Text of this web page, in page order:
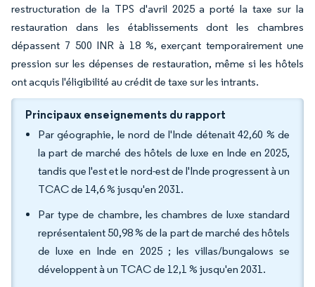
restructuration de la TPS d'avril 2025 a porté la taxe sur la
restauration dans les établissements dont les chambres
dépassent 7 500 INR à 18 %, exerçant temporairement une
pression sur les dépenses de restauration, même si les hôtels
ont acquis l'éligibilité au crédit de taxe sur les intrants.
Principaux enseignements du rapport
Par géographie, le nord de l'Inde détenait 42,60 % de
la part de marché des hôtels de luxe en Inde en 2025,
tandis que l'est et le nord-est de l'Inde progressent à un
TCAC de 14,6 % jusqu'en 2031.
Par type de chambre, les chambres de luxe standard
représentaient 50,98 % de la part de marché des hôtels
de luxe en Inde en 2025 ; les villas/bungalows se
développent à un TCAC de 12,1 % jusqu'en 2031.